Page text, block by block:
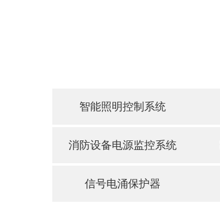
智能照明控制系统
消防设备电源监控系统
信号电涌保护器